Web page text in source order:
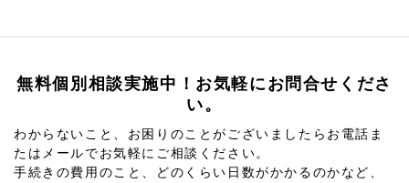
無料個別相談実施中！お気軽にお問合せくださ
い。
わからないこと、お困りのことがございましたらお電話ま
たはメールでお気軽にご相談ください。
手続きの費用のこと、どのくらい日数がかかるのかなど、